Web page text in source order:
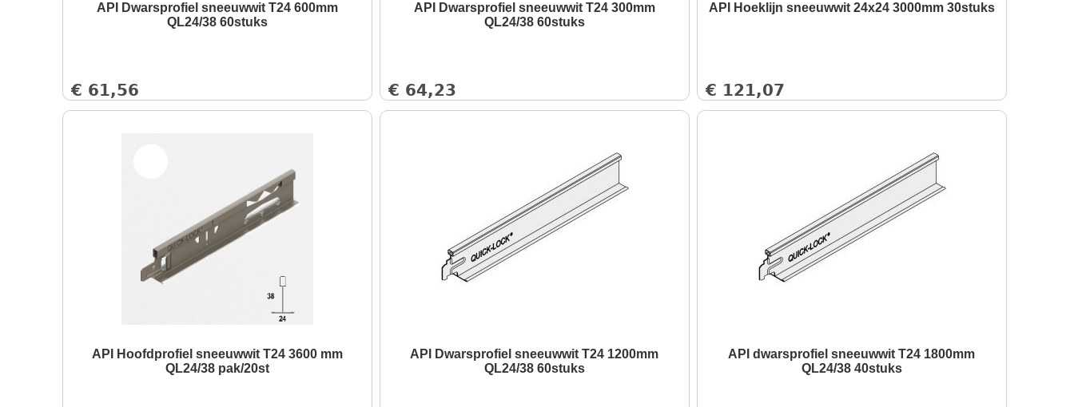
API Dwarsprofiel sneeuwwit T24 600mm
QL24/38 60stuks
€ 61,56
API Dwarsprofiel sneeuwwit T24 300mm
QL24/38 60stuks
€ 64,23
API Hoeklijn sneeuwwit 24x24 3000mm 30stuks
€ 121,07
API Hoofdprofiel sneeuwwit T24 3600 mm
QL24/38 pak/20st
API Dwarsprofiel sneeuwwit T24 1200mm
QL24/38 60stuks
API dwarsprofiel sneeuwwit T24 1800mm
QL24/38 40stuks